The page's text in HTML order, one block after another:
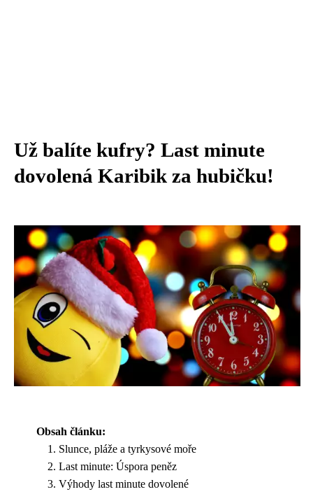
Už balíte kufry? Last minute
dovolená Karibik za hubičku!
Obsah článku:
Slunce, pláže a tyrkysové moře
Last minute: Úspora peněz
Výhody last minute dovolené